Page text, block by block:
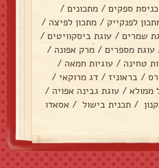
כניסת ספקים / מתכונים /
לפנקייק / מתכון לפיצה /
שמרים / עוגת ביסקוויטים /
עוגת מספרים / מרק אפונה /
טחינה / עוגיות חמאה /
/ בראוניז / דג מרוקאי /
ממולא / עוגת גבינה אפויה /
/ תכנית בישול / אסאדו